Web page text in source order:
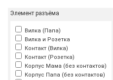
Элемент разъёма
Вилка (Папа)
Вилка и Розетка
Контакт (Вилка)
Контакт (Розетка)
Корпус Мама (без контактов)
Корпус Папа (без контактов)